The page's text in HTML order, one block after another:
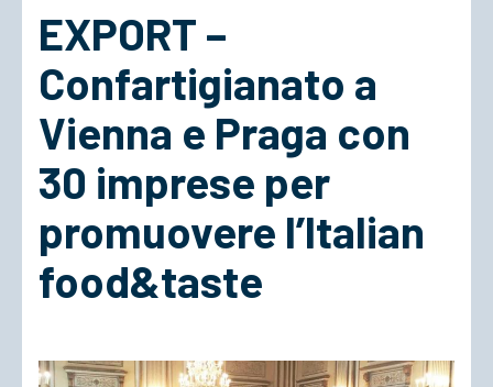
Cosa Facciamo
ACCEDI
EXPORT –
Confartigianato a
Vienna e Praga con
30 imprese per
promuovere l’Italian
food&taste